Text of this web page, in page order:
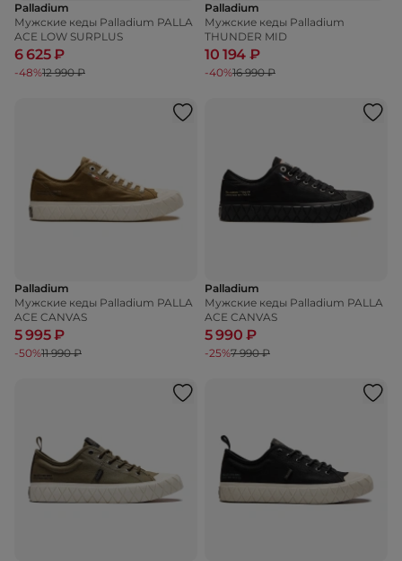
Palladium
Мужские кеды Palladium PALLA
ACE LOW SURPLUS
6 625 ₽
-48%12 990 ₽
Palladium
Мужские кеды Palladium
THUNDER MID
10 194 ₽
-40%16 990 ₽
Palladium
Мужские кеды Palladium PALLA
ACE CANVAS
5 995 ₽
-50%11 990 ₽
Palladium
Мужские кеды Palladium PALLA
ACE CANVAS
5 990 ₽
-25%7 990 ₽